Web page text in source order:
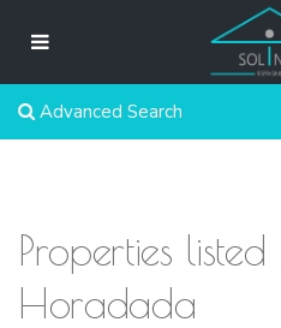
Advanced Search
Properties
Horadada